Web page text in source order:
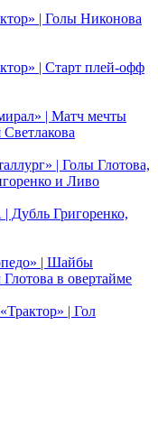
| Голы Никонова
| Старт плей-офф
| Матч мечты
| Голы Глотова,
и Ливо
Дубль Григоренко,
| Шайбы
в овертайме
| Гол